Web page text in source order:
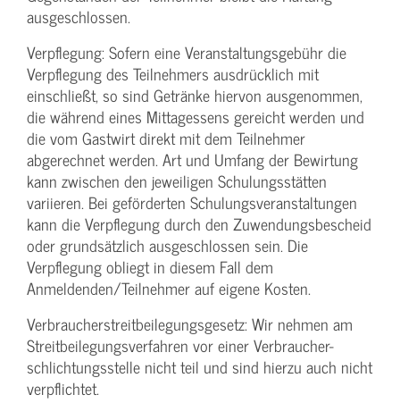
ausgeschlossen.
Verpflegung: Sofern eine Veranstaltungs­gebühr die
Verpflegung des Teilnehmers ausdrücklich mit
einschließt, so sind Getränke hiervon ausgenommen,
die während eines Mittagessens gereicht werden und
die vom Gastwirt direkt mit dem Teilnehmer
abgerechnet werden. Art und Umfang der Bewirtung
kann zwischen den jeweiligen Schulungsstätten
variieren. Bei geförderten Schulungs­veranstaltungen
kann die Verpflegung durch den Zuwendungs­bescheid
oder grundsätzlich ausgeschlossen sein. Die
Verpflegung obliegt in diesem Fall dem
Anmeldenden/­Teilnehmer auf eigene Kosten.
Verbraucher­streitbeilegungs­gesetz: Wir nehmen am
Streit­beilegungs­verfahren vor einer Verbraucher­
schlichtungs­stelle nicht teil und sind hierzu auch nicht
verpflichtet.